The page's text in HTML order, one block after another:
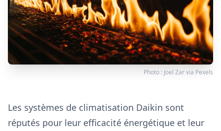
Photo : Joel Zarvia Pexels
Les systèmes de climatisation Daikin sont
réputés pour leur efficacité énergétique et leur